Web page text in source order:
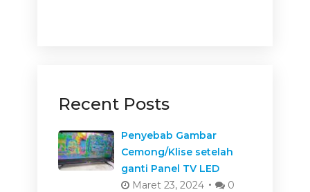
Recent Posts
Penyebab Gambar
Cemong/Klise setelah
ganti Panel TV LED
Maret 23, 2024
0